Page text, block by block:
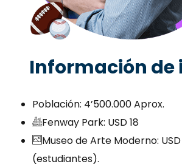
Información de
Población: 4’500.000 Aprox.
Fenway Park: USD 18
Museo de Arte Moderno:
(estudiantes).